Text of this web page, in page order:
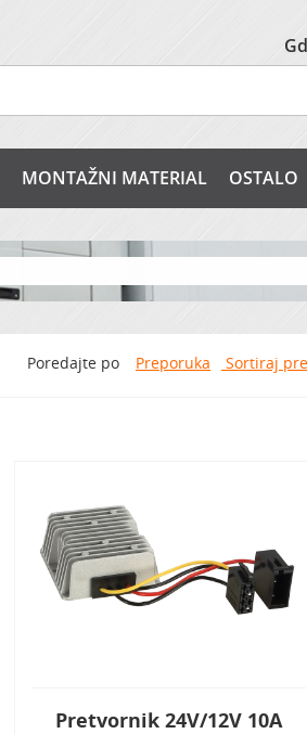
MONTAŽNI MATERIAL OSTALO
Poredajte po Preporuka Sortiraj
Pretvornik 24V/12V 10A